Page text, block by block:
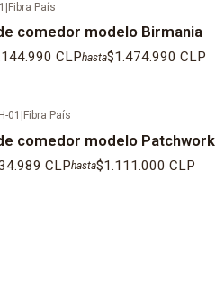
Fibra País
comedor modelo Birmania
CLPhasta$1.474.990 CLP
01 Fibra País
comedor modelo Patchwork
CLPhasta$1.111.000 CLP